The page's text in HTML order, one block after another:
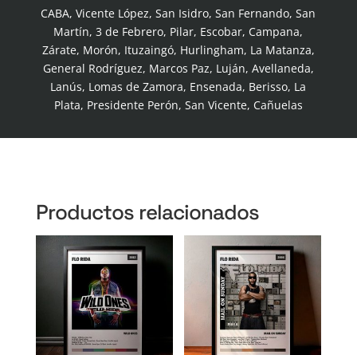
CABA, Vicente López, San Isidro, San Fernando, San
Martín, 3 de Febrero, Pilar, Escobar, Campana,
Zárate, Morón, Ituzaingó, Hurlingham, La Matanza,
General Rodríguez, Marcos Paz, Luján, Avellaneda,
Lanús, Lomas de Zamora, Ensenada, Berisso, La
Plata, Presidente Perón, San Vicente, Cañuelas
Productos relacionados